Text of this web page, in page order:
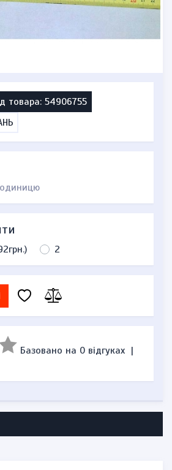
товара: 54906755
2
Базовано на 0 відгуках |